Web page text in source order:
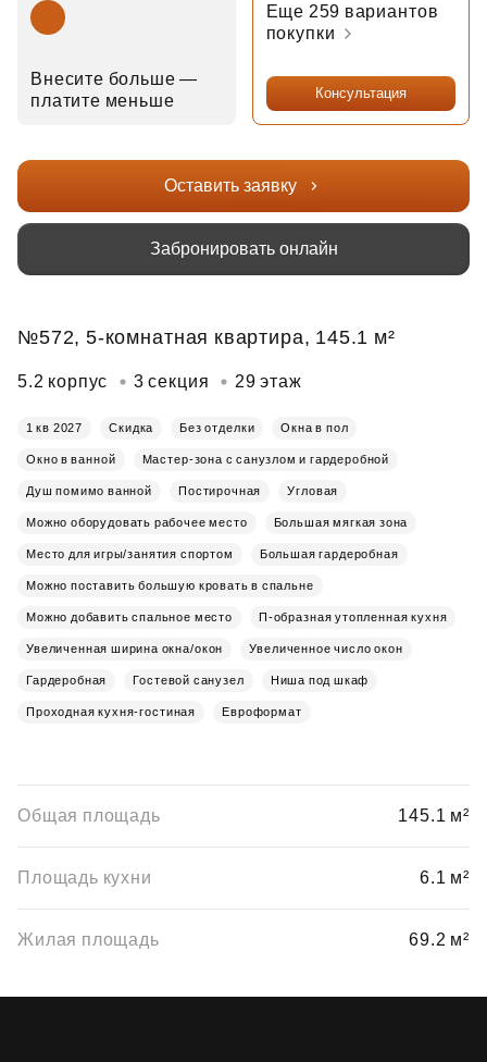
Внесите больше —
платите меньше
Еще 259 вариантов
покупки
Консультация
Оставить заявку
Забронировать онлайн
№572, 5-комнатная квартира, 145.1 м²
5.2 корпус 3 секция 29 этаж
1 кв 2027 Скидка Без отделки Окна в пол
Окно в ванной Мастер-зона с санузлом и гардеробной
Душ помимо ванной Постирочная Угловая
Можно оборудовать рабочее место Большая мягкая зона
Место для игры/занятия спортом Большая гардеробная
Можно поставить большую кровать в спальне
Можно добавить спальное место П-образная утопленная кухня
Увеличенная ширина окна/окон Увеличенное число окон
Гардеробная Гостевой санузел Ниша под шкаф
Проходная кухня-гостиная Евроформат
Общая площадь 145.1 м²
Площадь кухни 6.1 м²
Жилая площадь 69.2 м²